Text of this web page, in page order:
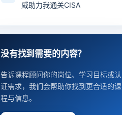
威助力我通关CISA
没有找到需要的内容？
告诉课程顾问你的岗位、学习目标或认
证需求，我们会帮助你找到更合适的课
程与信息。